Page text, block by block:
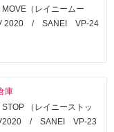
MOVE（レイニームー
2020 / SANEI VP-24
庫
STOP （レイニーストッ
/ SANEI VP-23